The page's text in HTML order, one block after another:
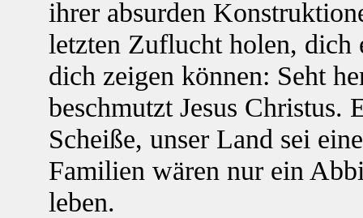
ihrer absurden
letzten Zuflucht holen, dich
dich zeigen können: Seht
beschmutzt Jesus Christus.
Scheiße, unser Land sei
Familien wären nur ein
leben.